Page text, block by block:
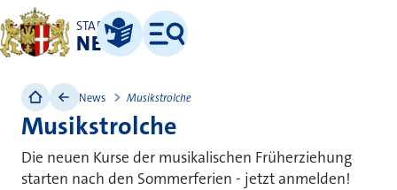
STADT
NEUSS
Leichte Sprache
Menü
News Musikstrolche
Musikstrolche
Die neuen Kurse der musikalischen Früherziehung
starten nach den Sommerferien - jetzt anmelden!